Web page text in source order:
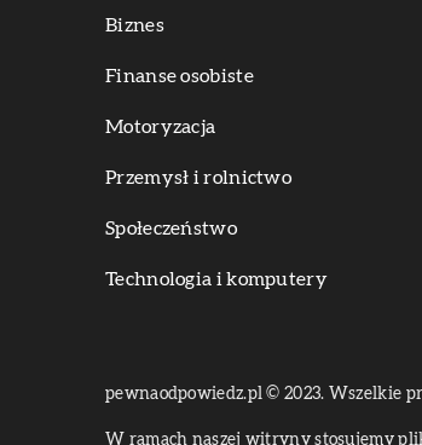
Biznes
Finanse osobiste
Motoryzacja
Przemysł i rolnictwo
Społeczeństwo
Technologia i komputery
pewnaodpowiedz.pl © 2023. Wszelkie
W ramach naszej witryny stosujemy